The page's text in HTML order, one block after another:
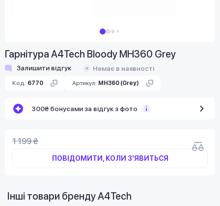
Гарнітура A4Tech Bloody MH360 Grey
Залишити відгук Немає в наявності
Код: 6770 Артикул: MH360 (Grey)
300₴ бонусами за відгук з фото
1 199 ₴
ПОВІДОМИТИ, КОЛИ З'ЯВИТЬСЯ
Інші товари брендуA4Tech